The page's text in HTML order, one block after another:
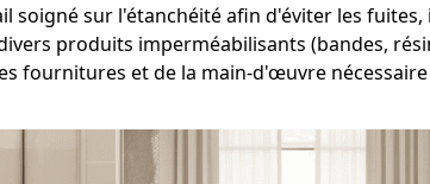
soigné sur l'étanchéité afin d'éviter les
produits imperméabilisants (bandes,
fournitures et de la main-d'œuvre